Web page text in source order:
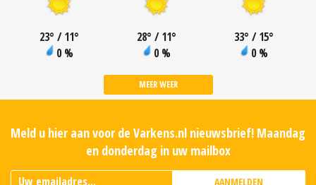
23° / 11°
0 %
28° / 11°
0 %
33° / 15°
0 %
MEER WEER
Meld u hier aan voor de Varkens.nl nieuwsbrief! Maandag
en donderdag in uw mailbox
AANMELDEN